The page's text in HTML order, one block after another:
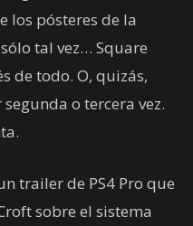
los pósteres de la
tal vez… Square
de todo. O, quizás,
o tercera vez.
trailer de PS4 Pro que
sobre el sistema